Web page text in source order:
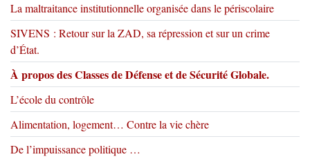
La maltraitance institutionnelle organisée dans le périscolaire
SIVENS : Retour sur la ZAD, sa répression et sur un crime
d’État.
À propos des Classes de Défense et de Sécurité Globale.
L’école du contrôle
Alimentation, logement… Contre la vie chère
De l’impuissance politique …